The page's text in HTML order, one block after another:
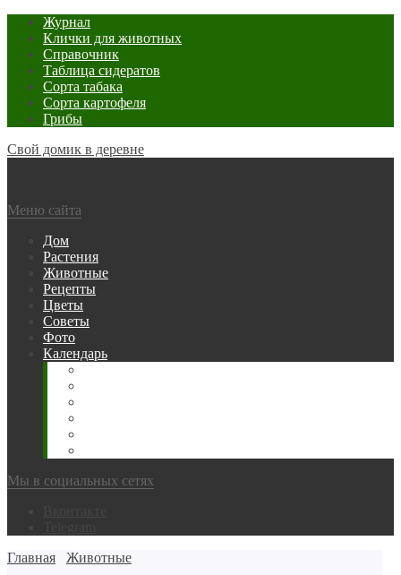
Журнал
Клички для животных
Справочник
Таблица сидератов
Сорта табака
Сорта картофеля
Грибы
Свой домик в деревне
Меню сайта
Дом
Растения
Животные
Рецепты
Цветы
Советы
Фото
Календарь
Мы в социальных сетях
Главная
Животные